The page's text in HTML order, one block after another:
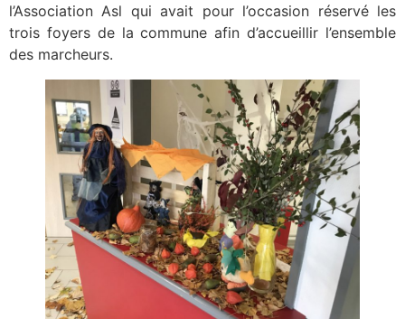
l’Association Asl qui avait pour l’occasion réservé les
trois foyers de la commune afin d’accueillir l’ensemble
des marcheurs.